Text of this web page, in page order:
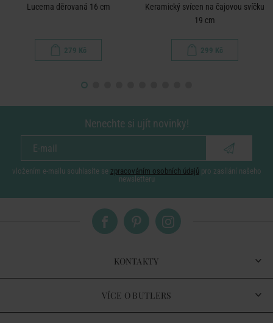
Lucerna děrovaná 16 cm
279 Kč
Keramický svícen na čajovou svíčku
19 cm
299 Kč
Nenechte si ujít novinky!
vložením e-mailu souhlasíte se zpracováním osobních údajů pro zasílání našeho
newsletteru
KONTAKTY
VÍCE O BUTLERS